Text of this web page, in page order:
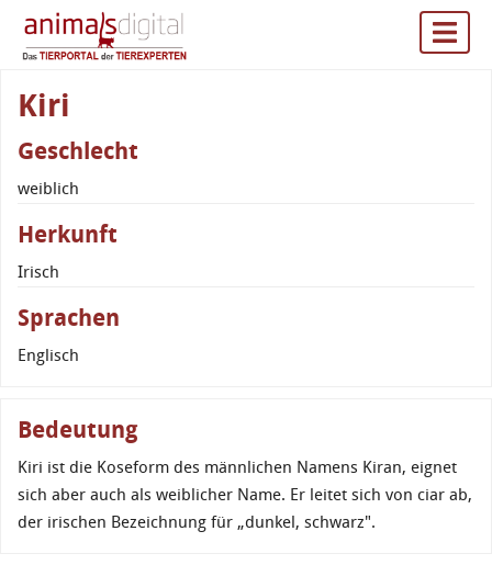
Kiri
Geschlecht
weiblich
Herkunft
Irisch
Sprachen
Englisch
Bedeutung
Kiri ist die Koseform des männlichen Namens Kiran, eignet
sich aber auch als weiblicher Name. Er leitet sich von ciar ab,
der irischen Bezeichnung für „dunkel, schwarz".